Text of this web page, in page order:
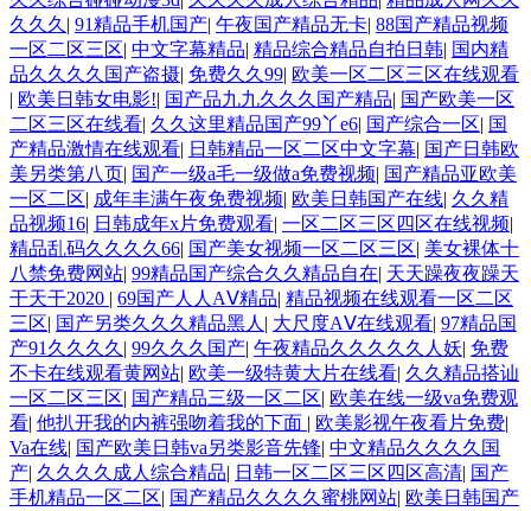
久久久 | 91精品手机国产| 午夜国产精品无卡| 88国产精品视频
一区二区三区| 中文字幕精品| 精品综合精品自拍日韩| 国内精
品久久久久国产盗摄| 免费久久99| 欧美一区二区三区在线观看
| 欧美日韩女电影!| 国产品九九久久久国产精品| 国产欧美一区
二区三区在线看| 久久这里精品国产99丫e6| 国产综合一区| 国
产精品激情在线观看| 日韩精品一区二区中文字幕| 国产日韩欧
美另类第八页| 国产一级a毛一级做a免费视频| 国产精品亚欧美
一区二区| 成年丰满午夜免费视频| 欧美日韩国产在线| 久久精
品视频16| 日韩成年x片免费观看| 一区二区三区四区在线视频|
精品乱码久久久久66| 国产美女视频一区二区三区| 美女裸体十
八禁免费网站| 99精品国产综合久久精品自在| 天天躁夜夜躁天
干天干2020 | 69国产人人AⅤ精品| 精品视频在线观看一区二区
三区| 国产另类久久久精品黑人 | 大尺度AⅤ在线观看| 97精品国
产91久久久久 | 99久久久国产| 午夜精品久久久久久人妖| 免费
不卡在线观看黄网站| 欧美一级特黄大片在线看| 久久精品搭讪
一区二区三区| 国产精品三级一区二区| 欧美在线一级va免费观
看| 他扒开我的内裤强吻着我的下面 | 欧美影视午夜看片免费|
Va在线| 国产欧美日韩va另类影音先锋| 中文精品久久久久国
产| 久久久久成人综合精品| 日韩一区二区三区四区高清| 国产
手机精品一区二区| 国产精品久久久久蜜桃网站| 欧美日韩国产